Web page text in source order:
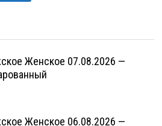
Женское 07.08.2026 —
Женское 06.08.2026 —